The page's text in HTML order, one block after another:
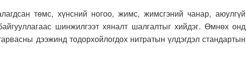
төмс, хүнсний ногоо, жимс, жимсгэний чанар, аюулгүй
шинжилгээт хяналт шалгалтыг хийдэг. Өмнөх онд
дээжинд тодорхойлогдох нитратын үлдэгдэл стандартын